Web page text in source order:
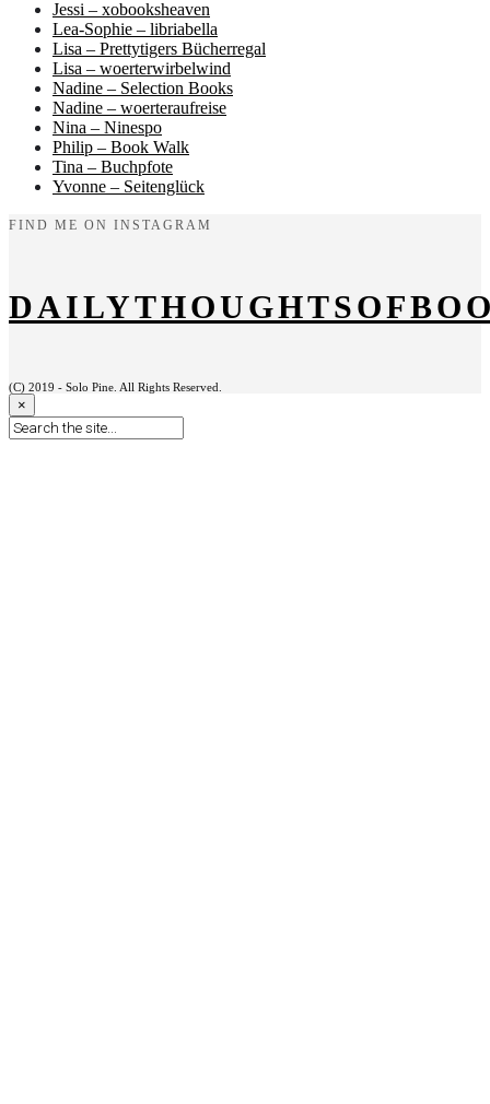
Jessi – xobooksheaven
Lea-Sophie – libriabella
Lisa – Prettytigers Bücherregal
Lisa – woerterwirbelwind
Nadine – Selection Books
Nadine – woerteraufreise
Nina – Ninespo
Philip – Book Walk
Tina – Buchpfote
Yvonne – Seitenglück
FIND ME ON INSTAGRAM
(C) 2019 - Solo Pine. All Rights Reserved.
×